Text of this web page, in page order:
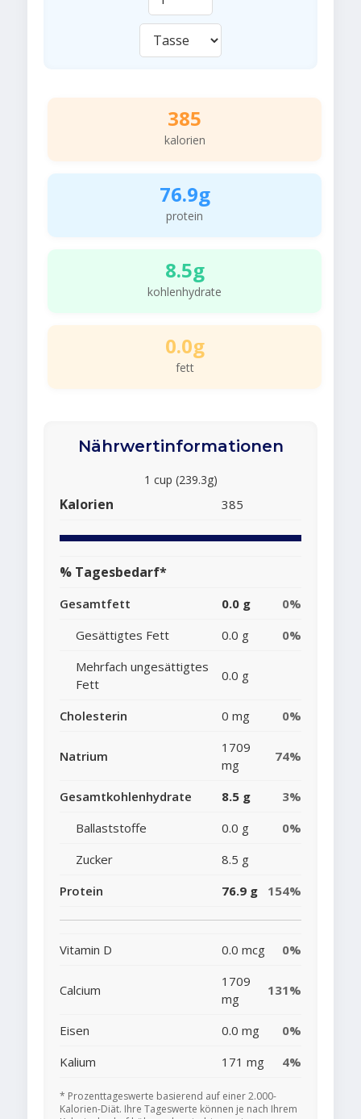
385
kalorien
76.9g
protein
8.5g
kohlenhydrate
0.0g
fett
Nährwertinformationen
1 cup (239.3g)
Kalorien 385
% Tagesbedarf*
Gesamtfett 0.0 g
0%
Gesättigtes Fett
0.0 g
0%
Mehrfach ungesättigtes
Fett
0.0 g
Cholesterin 0 mg 0%
Natrium
1709
mg
74%
Gesamtkohlenhydrate 8.5 g
3%
Ballaststoffe
0.0 g
0%
Zucker
8.5 g
Protein
76.9 g 154%
Vitamin D 0.0 mcg 0%
Calcium
1709
mg
131%
Eisen 0.0 mg
0%
Kalium
171 mg 4%
* Prozenttageswerte basierend auf einer 2.000-
Kalorien-Diät. Ihre Tageswerte können je nach Ihrem